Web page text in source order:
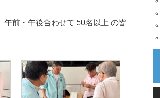
午前・午後合わせて 50名以上 の皆